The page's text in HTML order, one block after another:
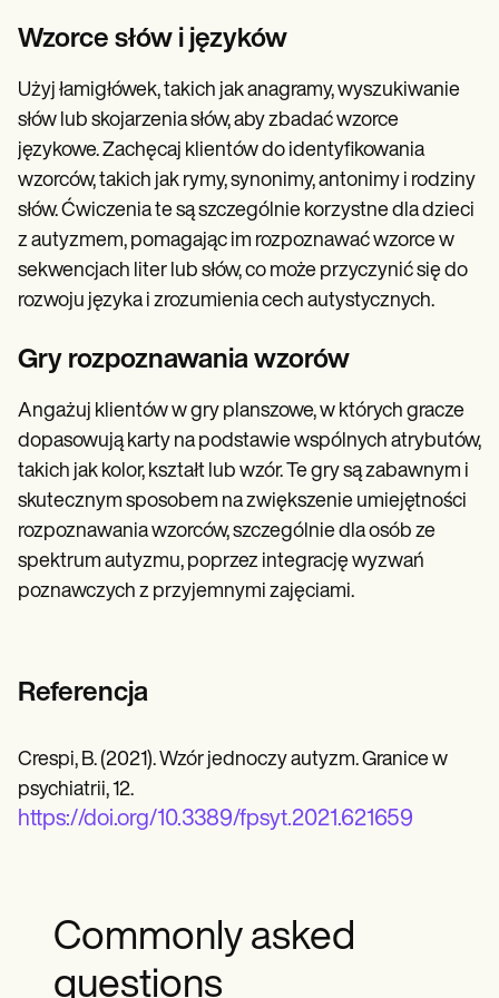
Wzorce słów i języków
Użyj łamigłówek, takich jak anagramy, wyszukiwanie
słów lub skojarzenia słów, aby zbadać wzorce
językowe. Zachęcaj klientów do identyfikowania
wzorców, takich jak rymy, synonimy, antonimy i rodziny
słów. Ćwiczenia te są szczególnie korzystne dla dzieci
z autyzmem, pomagając im rozpoznawać wzorce w
sekwencjach liter lub słów, co może przyczynić się do
rozwoju języka i zrozumienia cech autystycznych.
Gry rozpoznawania wzorów
Angażuj klientów w gry planszowe, w których gracze
dopasowują karty na podstawie wspólnych atrybutów,
takich jak kolor, kształt lub wzór. Te gry są zabawnym i
skutecznym sposobem na zwiększenie umiejętności
rozpoznawania wzorców, szczególnie dla osób ze
spektrum autyzmu, poprzez integrację wyzwań
poznawczych z przyjemnymi zajęciami.
Referencja
Crespi, B. (2021). Wzór jednoczy autyzm. Granice w
psychiatrii, 12.
https://doi.org/10.3389/fpsyt.2021.621659
Commonly asked
questions